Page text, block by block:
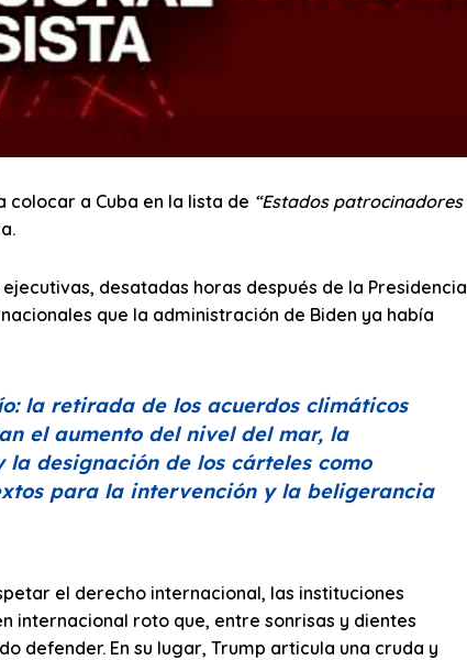
colocar a Cuba en la lista de “Estados patrocinadores
desatadas horas después de la Presidencia
que la administración de Biden ya había
la retirada de los acuerdos climáticos
el aumento del nivel del mar, la
designación de los cárteles como
para la intervención y la beligerancia
el derecho internacional, las instituciones
internacional roto que, entre sonrisas y dientes
defender. En su lugar, Trump articula una cruda y